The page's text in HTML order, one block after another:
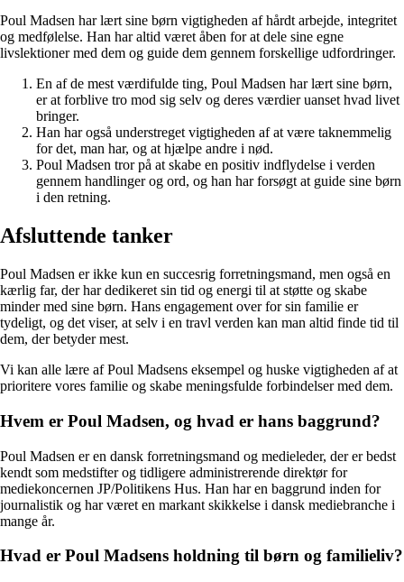
Poul Madsen har lært sine børn vigtigheden af hårdt arbejde, integritet
og medfølelse. Han har altid været åben for at dele sine egne
livslektioner med dem og guide dem gennem forskellige udfordringer.
En af de mest værdifulde ting, Poul Madsen har lært sine børn,
er at forblive tro mod sig selv og deres værdier uanset hvad livet
bringer.
Han har også understreget vigtigheden af at være taknemmelig
for det, man har, og at hjælpe andre i nød.
Poul Madsen tror på at skabe en positiv indflydelse i verden
gennem handlinger og ord, og han har forsøgt at guide sine børn
i den retning.
Afsluttende tanker
Poul Madsen er ikke kun en succesrig forretningsmand, men også en
kærlig far, der har dedikeret sin tid og energi til at støtte og skabe
minder med sine børn. Hans engagement over for sin familie er
tydeligt, og det viser, at selv i en travl verden kan man altid finde tid til
dem, der betyder mest.
Vi kan alle lære af Poul Madsens eksempel og huske vigtigheden af at
prioritere vores familie og skabe meningsfulde forbindelser med dem.
Hvem er Poul Madsen, og hvad er hans baggrund?
Poul Madsen er en dansk forretningsmand og medieleder, der er bedst
kendt som medstifter og tidligere administrerende direktør for
mediekoncernen JP/Politikens Hus. Han har en baggrund inden for
journalistik og har været en markant skikkelse i dansk mediebranche i
mange år.
Hvad er Poul Madsens holdning til børn og familieliv?